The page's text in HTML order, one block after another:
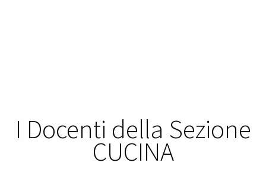
I Docenti della Sezione
CUCINA